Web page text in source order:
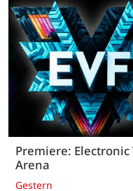
Premiere:
Arena
Gestern